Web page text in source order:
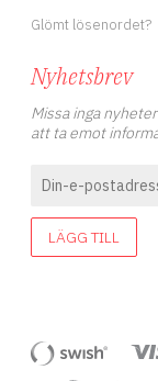
Glömt lösenordet?
Nyhetsbrev
Missa inga
att ta emot
LÄGG TILL